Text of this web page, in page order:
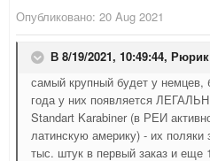
Опубликовано: 20 Aug 2021
В 8/19/2021, 10:49:44, Рюрик
самый крупный будет у немцев,
года у них появляется
Standart Karabiner (в РЕИ
латинскую америку) - их поляки
тыс. штук в первый заказ и еще